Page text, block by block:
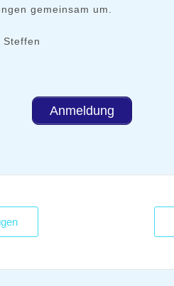
gemeinsam um.
Steffen
Anmeldung